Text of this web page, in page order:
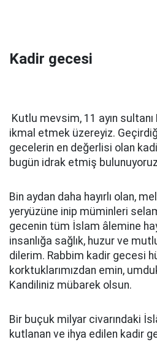
Kadir gecesi
Kutlu mevsim, 11 ayın sultanı
ikmal etmek üzereyiz.
gecelerin en değerlisi olan
bugün idrak etmiş
Bin aydan daha hayırlı olan,
yeryüzüne inip müminleri
gecenin tüm İslam âlemine
insanlığa sağlık, huzur ve
dilerim. Rabbim kadir gecesi
korktuklarımızdan emin,
Kandiliniz mübarek olsun.
Bir buçuk milyar civarındaki
kutlanan ve ihya edilen kadir